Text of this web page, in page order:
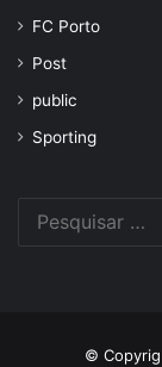
FC Porto
Post
public
Sporting
©